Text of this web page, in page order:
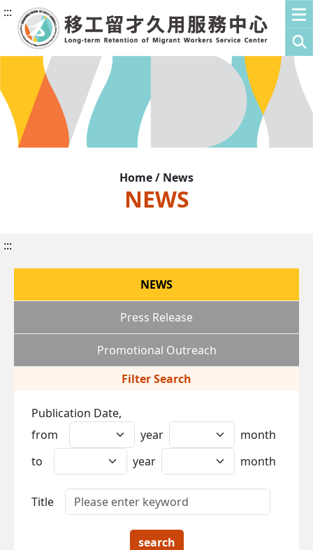
:::
Home / News
NEWS
:::
NEWS
Press Release
Promotional Outreach
Filter Search
Publication Date,
from
year
month
to
year month
Title
search